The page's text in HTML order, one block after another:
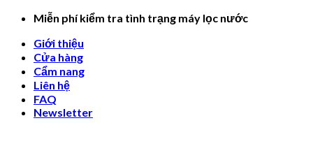
Skip
content
Miễn phí kiểm tra tình trạng máy lọc nước
Giới thiệu
Cửa hàng
Cẩm nang
Liên hệ
FAQ
Newsletter